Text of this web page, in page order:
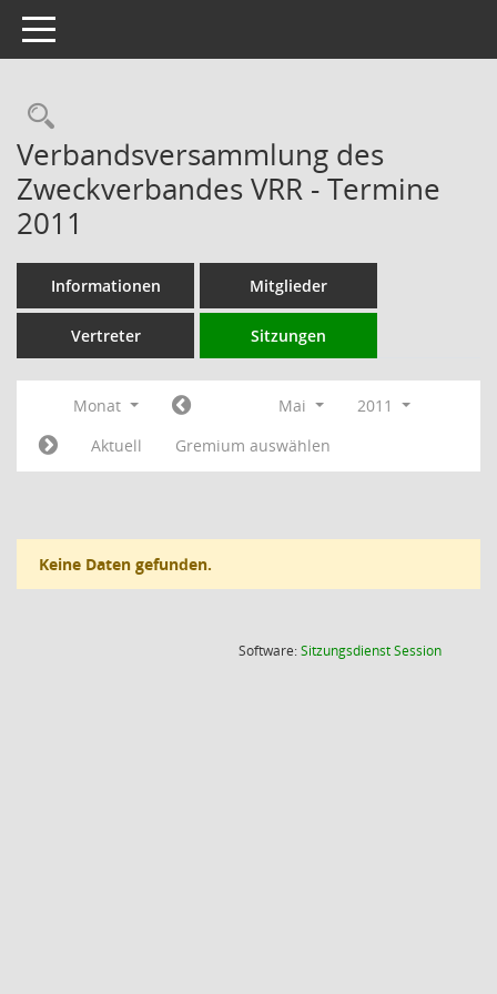
Toggle navigation
Rechercheauswahl
Verbandsversammlung des
Zweckverbandes VRR - Termine
2011
Informationen Mitglieder
Vertreter Sitzungen
Monat Mai
2011
Aktuell
Gremium auswählen
Keine Daten gefunden.
Software:SitzungsdienstSession(Wird in